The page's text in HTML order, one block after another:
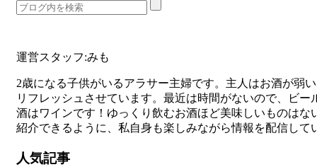
運営スタッフ:みも
2歳になる子供がいるアラサー主婦です。主人はお酒が弱
リフレッシュさせています。最近は時間がないので、ビ
酒はワインです！ゆっくり飲むお酒ほど美味しいものは
紹介できるように、私自身も楽しみながら情報を配信して
人気記事